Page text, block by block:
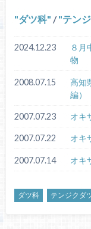
ダツ科 / テン
2024.12.23
８月
物
2008.07.15
高知
編）
2007.07.23 オキ
2007.07.22 オキ
2007.07.14 オキ
ダツ科 テンジクダ